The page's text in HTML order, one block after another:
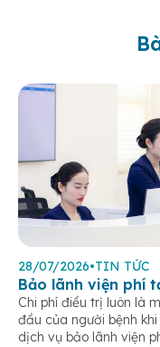
28/07/2026•TIN TỨC
Bảo lãnh viện phí
Chi phí điều trị luôn là
đầu của người bệnh
dịch vụ bảo lãnh viện